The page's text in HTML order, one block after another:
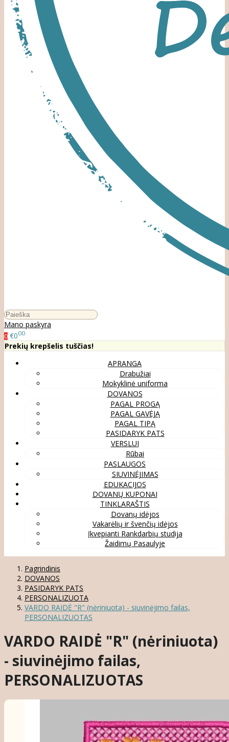
Mano paskyra
0 €000
Prekių krepšelis tuščias!
APRANGA
Drabužiai
Mokyklinė uniforma
DOVANOS
PAGAL PROGĄ
PAGAL GAVĖJĄ
PAGAL TIPĄ
PASIDARYK PATS
VERSLUI
Rūbai
PASLAUGOS
SIUVINĖJIMAS
EDUKACIJOS
DOVANŲ KUPONAI
TINKLARAŠTIS
Dovanų idėjos
Vakarėlių ir švenčių idėjos
Įkvepianti Rankdarbių studija
Žaidimų Pasaulyje
Pagrindinis
DOVANOS
PASIDARYK PATS
PERSONALIZUOTA
VARDO RAIDĖ "R" (nėriniuota) - siuvinėjimo failas,
PERSONALIZUOTAS
VARDO RAIDĖ "R" (nėriniuota)
- siuvinėjimo failas,
PERSONALIZUOTAS